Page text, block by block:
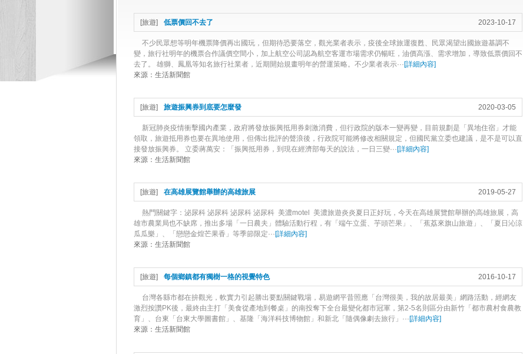
2023-10-17
[旅遊] 低票價回不去了
不少民眾想等明年機票降價再出國玩，但期待恐要落空，觀光業者表示，疫後全球旅運復甦、民眾渴望出國旅遊基調不
變，旅行社明年的機票合作議價空間小，加上航空公司認為航空客運市場需求仍暢旺，油價高漲、需求增加，導致低票價回不
去了。 雄獅、鳳凰等知名旅行社業者，近期開始規畫明年的營運策略。不少業者表示···[詳細內容]
來源： 生活新聞館
2020-03-05
[旅遊] 旅遊振興券到底要怎麼發
新冠肺炎疫情衝擊國內產業，政府將發放振興抵用券刺激消費，但行政院的版本一變再變，目前規劃是「異地住宿」才能
領取，旅遊抵用券也要在異地使用，但傳出批評的聲浪後，行政院可能將修改相關規定，但國民黨立委也建議，是不是可以直
接發放振興券。 立委蔣萬安：「振興抵用券，到現在經濟部每天的說法，一日三變···[詳細內容]
來源： 生活新聞館
2019-05-27
[旅遊] 在高雄展覽館舉辦的高雄旅展
熱門關鍵字：泌尿科 泌尿科 泌尿科 泌尿科 美濃motel 美濃旅遊炎炎夏日正好玩，今天在高雄展覽館舉辦的高雄旅展，高
雄市農業局也不缺席，推出多場「一日農夫」體驗活動行程，有「端午立蛋、芋頭芒果」、「蕉荔來旗山旅遊」、「夏日沁涼
瓜瓜樂」、「戀戀金煌芒果香」等季節限定···[詳細內容]
來源： 生活新聞館
2016-10-17
[旅遊] 每個鄉鎮都有獨樹一格的視覺特色
台灣各縣市都在拚觀光，軟實力引起勝出要點關鍵戰場，易遊網平昔照應「台灣很美，我的故居最美」網路活動，經網友
激烈按讚PK後，最終由主打「美食從產地到餐桌」的南投奪下全台最變化都市冠軍，第2-5名則區分由新竹「都市農村食農教
育」、台東「台東大學圖書館」、基隆「海洋科技博物館」和新北「隨偶像劇去旅行」···[詳細內容]
來源： 生活新聞館